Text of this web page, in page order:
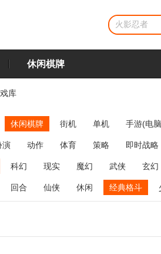
休闲棋牌
库
休闲棋牌 街机 单机 手游(电
演 动作 体育 策略
即时战略
第三人称射击 棋类 牌类 麻将
科幻 现实 魔幻 武侠 玄幻
回合 仙侠 休闲 经典格斗